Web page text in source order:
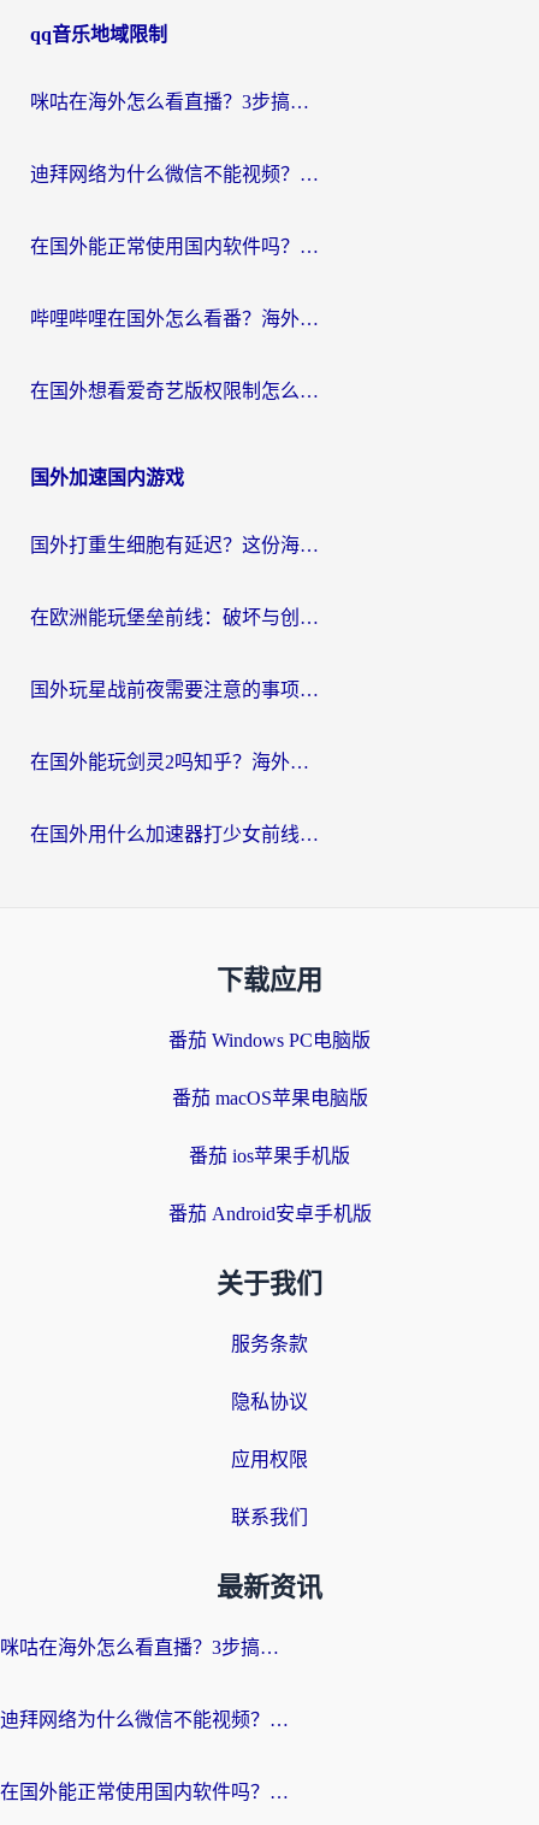
qq音乐地域限制
咪咕在海外怎么看直播？3步搞定地域限制，还能畅看腾讯视频与国内热剧
迪拜网络为什么微信不能视频？海外党必看的回国加速全攻略
在国外能正常使用国内软件吗？海外党亲测有效的无缝访问指南
哔哩哔哩在国外怎么看番？海外党追剧看片的终极解决方案
在国外想看爱奇艺版权限制怎么办？海外华人必看的追剧自由指南
国外加速国内游戏
国外打重生细胞有延迟？这份海外畅玩国服游戏加速器终极指南请收好
在欧洲能玩堡垒前线：破坏与创造吗？海外党国服游戏不卡顿的秘密
国外玩星战前夜需要注意的事项：一份来自老玩家的网络生存指南
在国外能玩剑灵2吗知乎？海外党亲测有效的国服游戏加速指南
在国外用什么加速器打少女前线：云图计划不卡？一个老玩家的掏心分享
下载应用
番茄 Windows PC电脑版
番茄 macOS苹果电脑版
番茄 ios苹果手机版
番茄 Android安卓手机版
关于我们
服务条款
隐私协议
应用权限
联系我们
最新资讯
咪咕在海外怎么看直播？3步搞定地域限制，还能畅看腾讯视频与国内热剧
迪拜网络为什么微信不能视频？海外党必看的回国加速全攻略
在国外能正常使用国内软件吗？海外党亲测有效的无缝访问指南